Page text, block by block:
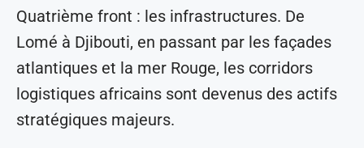
Quatrième front : les infrastructures. De
Lomé à Djibouti, en passant par les façades
atlantiques et la mer Rouge, les corridors
logistiques africains sont devenus des actifs
stratégiques majeurs.